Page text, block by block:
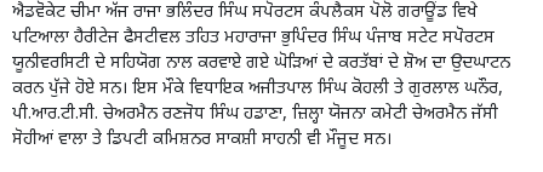
ਐਡਵੋਕੇਟ ਚੀਮਾ ਅੱਜ ਰਾਜਾ ਭਲਿੰਦਰ ਸਿੰਘ ਸਪੋਰਟਸ ਕੰਪਲੈਕਸ ਪੋਲੋ ਗਰਾਊਂਡ ਵਿਖੇ
ਪਟਿਆਲਾ ਹੈਰੀਟੇਜ ਫੈਸਟੀਵਲ ਤਹਿਤ ਮਹਾਰਾਜਾ ਭੁਪਿੰਦਰ ਸਿੰਘ ਪੰਜਾਬ ਸਟੇਟ ਸਪੋਰਟਸ
ਯੂਨੀਵਰਸਿਟੀ ਦੇ ਸਹਿਯੋਗ ਨਾਲ ਕਰਵਾਏ ਗਏ ਘੋੜਿਆਂ ਦੇ ਕਰਤੱਬਾਂ ਦੇ ਸ਼ੋਅ ਦਾ ਉਦਘਾਟਨ
ਕਰਨ ਪੁੱਜੇ ਹੋਏ ਸਨ। ਇਸ ਮੌਕੇ ਵਿਧਾਇਕ ਅਜੀਤਪਾਲ ਸਿੰਘ ਕੋਹਲੀ ਤੇ ਗੁਰਲਾਲ ਘਨੌਰ,
ਪੀ.ਆਰ.ਟੀ.ਸੀ. ਚੇਅਰਮੈਨ ਰਣਜੋਧ ਸਿੰਘ ਹਡਾਣਾ, ਜ਼ਿਲ੍ਹਾ ਯੋਜਨਾ ਕਮੇਟੀ ਚੇਅਰਮੈਨ ਜੱਸੀ
ਸੋਹੀਆਂ ਵਾਲਾ ਤੇ ਡਿਪਟੀ ਕਮਿਸ਼ਨਰ ਸਾਕਸ਼ੀ ਸਾਹਨੀ ਵੀ ਮੌਜੂਦ ਸਨ।